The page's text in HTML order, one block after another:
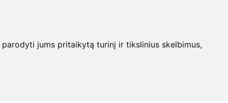
jums pritaikytą turinį ir tikslinius skelbimus,